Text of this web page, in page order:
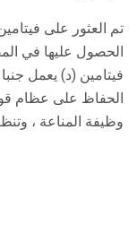
تم العثور على
الحصول عليها في
فيتامين (د) يعمل
الحفاظ على عظام
وظيفة المناعة ،